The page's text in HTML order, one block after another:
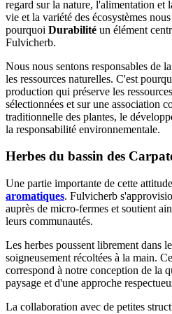
regard sur la nature, l'alimentation et
vie et la variété des écosystèmes
pourquoi Durabilité un élément
Fulvicherb.
Nous nous sentons responsables de
les ressources naturelles. C'est
production qui préserve les
sélectionnées et sur une association
traditionnelle des plantes, le
la responsabilité environnementale.
Herbes du bassin des
Une partie importante de cette
aromatiques. Fulvicherb
auprès de micro-fermes et soutient
leurs communautés.
Les herbes poussent librement dans
soigneusement récoltées à la main.
correspond à notre conception de la
paysage et d'une approche
La collaboration avec de petites